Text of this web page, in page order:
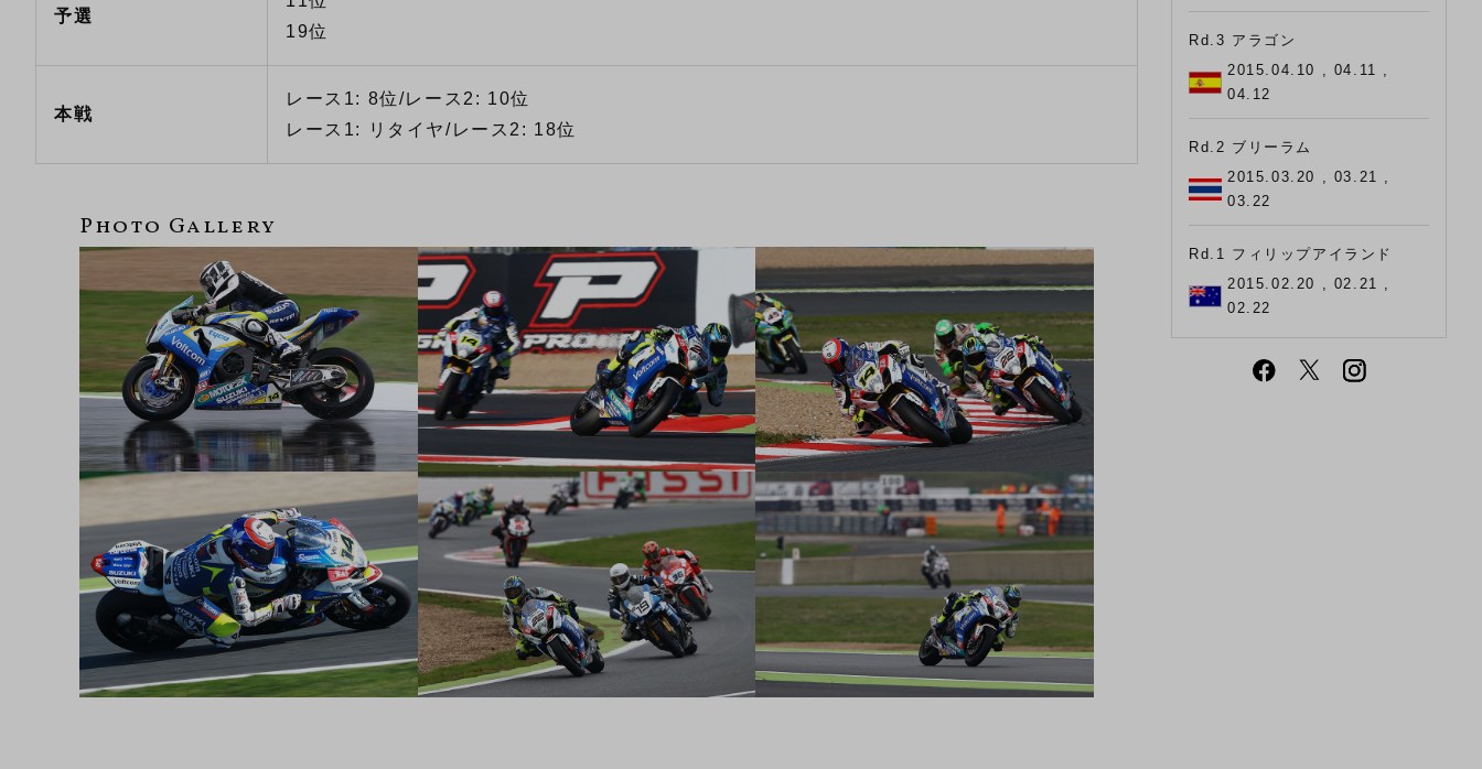
予選
19位
本戦
レース1: 8位/レース2: 10位
レース1: リタイヤ/レース2: 18位
Rd.3 アラゴン
2015.04.10 , 04.11 ,
04.12
Rd.2 ブリーラム
2015.03.20 , 03.21 ,
03.22
Rd.1 フィリップアイランド
2015.02.20 , 02.21 ,
02.22